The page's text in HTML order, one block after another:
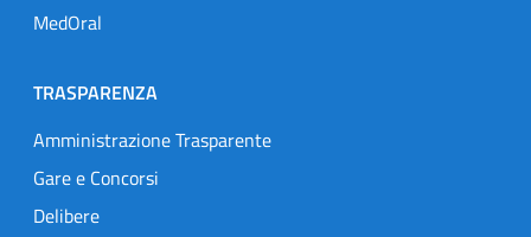
MedOral
TRASPARENZA
Amministrazione Trasparente
Gare e Concorsi
Delibere